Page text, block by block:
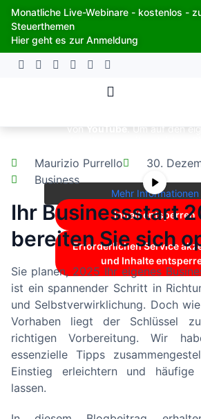
Zum
Inhalt
springen
Monatliche Live-Webinare - kostenlos -
Steuerthemen
Hier geht es zur Anmeldung
vonYouTube. Um auf den
dass dabei Daten an
weitergegeben
Mehr Informationen
Inhalt entsperren
Erforderlichen Service
und Inhalte
Maurizio Purrello
30.
Business
Ihr Businessstart
bereiten Sie sich
Sie planen, 2025 Ihr eigenes
ist ein spannender Schritt in
und Selbstverwirklichung. Doch
Vorhaben liegt der Schlüssel
richtigen Vorbereitung. Wir
essenzielle Tipps
Einstieg erleichtern und häufige
lassen.